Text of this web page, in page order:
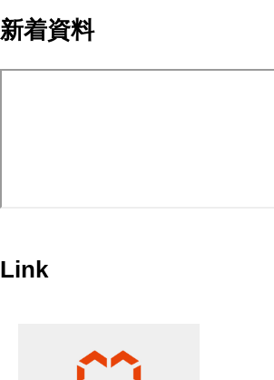
ー
ジ
送
ー
ジ
新着資料
Link